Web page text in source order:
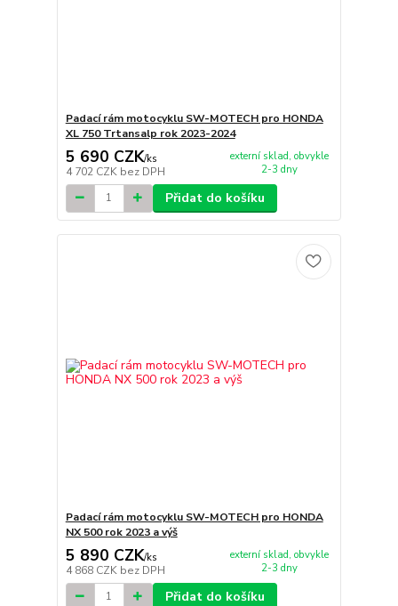
Padací rám motocyklu SW-MOTECH pro HONDA
XL 750 Trtansalp rok 2023-2024
5 690 CZK/ks
4 702 CZK bez DPH
externí sklad, obvykle
2-3 dny
Přidat do košíku
Padací rám motocyklu SW-MOTECH pro HONDA
NX 500 rok 2023 a výš
5 890 CZK/ks
4 868 CZK bez DPH
externí sklad, obvykle
2-3 dny
Přidat do košíku